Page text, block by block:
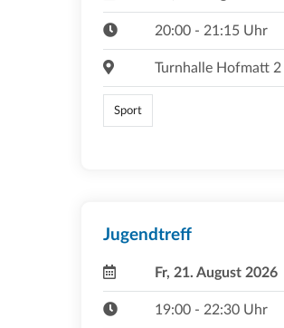
20:00 - 21:15 Uhr
Turnhalle Hofmatt 2
Sport
Jugendtreff
Fr, 21. August 2026
19:00 - 22:30 Uhr